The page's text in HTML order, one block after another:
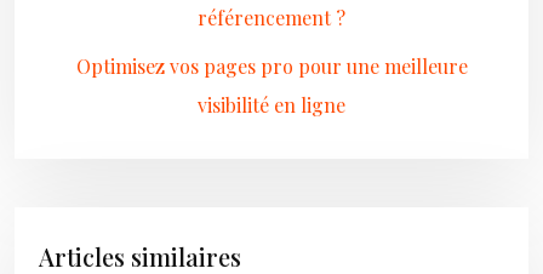
référencement ?
Optimisez vos pages pro pour une meilleure
visibilité en ligne
Articles similaires